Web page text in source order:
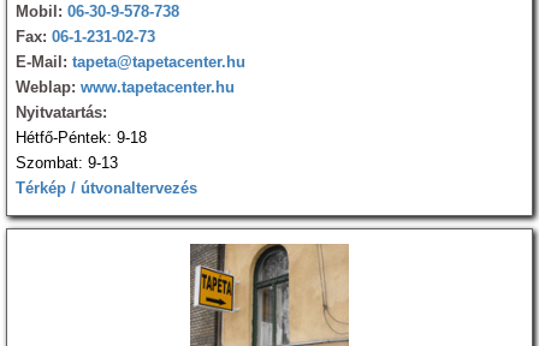
Mobil: 06-30-9-578-738
Fax: 06-1-231-02-73
E-Mail: tapeta@tapetacenter.hu
Weblap: www.tapetacenter.hu
Nyitvatartás:
Hétfő-Péntek: 9-18
Szombat: 9-13
Térkép / útvonaltervezés